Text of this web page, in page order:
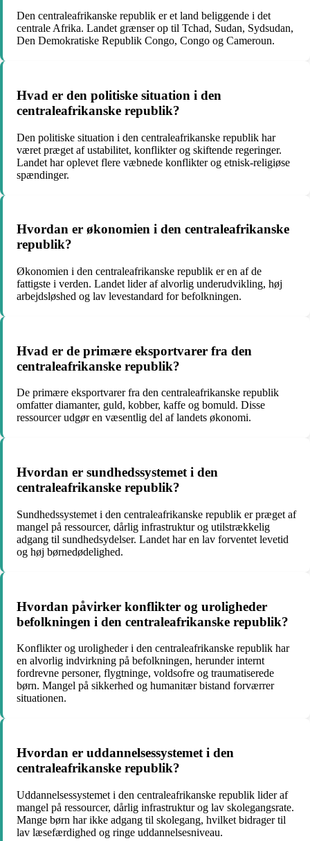
Den centraleafrikanske republik er et land beliggende i det
centrale Afrika. Landet grænser op til Tchad, Sudan, Sydsudan,
Den Demokratiske Republik Congo, Congo og Cameroun.
Hvad er den politiske situation i den
centraleafrikanske republik?
Den politiske situation i den centraleafrikanske republik har
været præget af ustabilitet, konflikter og skiftende regeringer.
Landet har oplevet flere væbnede konflikter og etnisk-religiøse
spændinger.
Hvordan er økonomien i den centraleafrikanske
republik?
Økonomien i den centraleafrikanske republik er en af de
fattigste i verden. Landet lider af alvorlig underudvikling, høj
arbejdsløshed og lav levestandard for befolkningen.
Hvad er de primære eksportvarer fra den
centraleafrikanske republik?
De primære eksportvarer fra den centraleafrikanske republik
omfatter diamanter, guld, kobber, kaffe og bomuld. Disse
ressourcer udgør en væsentlig del af landets økonomi.
Hvordan er sundhedssystemet i den
centraleafrikanske republik?
Sundhedssystemet i den centraleafrikanske republik er præget af
mangel på ressourcer, dårlig infrastruktur og utilstrækkelig
adgang til sundhedsydelser. Landet har en lav forventet levetid
og høj børnedødelighed.
Hvordan påvirker konflikter og uroligheder
befolkningen i den centraleafrikanske republik?
Konflikter og uroligheder i den centraleafrikanske republik har
en alvorlig indvirkning på befolkningen, herunder internt
fordrevne personer, flygtninge, voldsofre og traumatiserede
børn. Mangel på sikkerhed og humanitær bistand forværrer
situationen.
Hvordan er uddannelsessystemet i den
centraleafrikanske republik?
Uddannelsessystemet i den centraleafrikanske republik lider af
mangel på ressourcer, dårlig infrastruktur og lav skolegangsrate.
Mange børn har ikke adgang til skolegang, hvilket bidrager til
lav læsefærdighed og ringe uddannelsesniveau.